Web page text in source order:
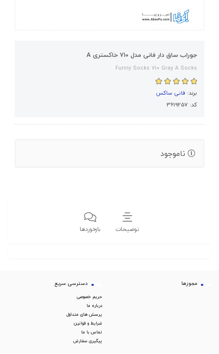
جوراب ساق دار فانی مدل 710 خاکستری A
Funny Socks 710 Gray A Socks
برند: فانی ساکس
کد: 3619257
ناموجود
توضیحات بازخوردها
مجوزها دسترسی سریع
حریم خصوصی
درباره ما
پرسش های متداول
شرایط و قوانین
تماس با ما
پیگیری سفارش